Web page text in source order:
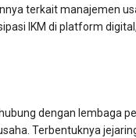
terkait manajemen
IKM di platform
dengan lembaga
Terbentuknya